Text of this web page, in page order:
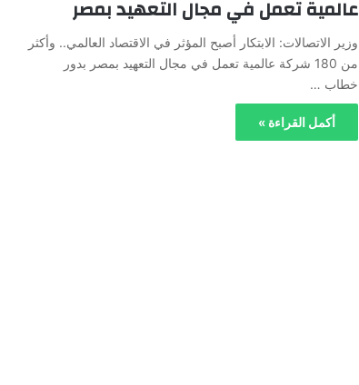
عالمية تعمل في مجال التعهيد بمصر
وزير الاتصالات: الابتكار أصبح المؤثر في الاقتصاد العالمي.. وأكثر
من 180 شركة عالمية تعمل في مجال التعهيد بمصر بدور
خطاب …
أكمل القراءة »